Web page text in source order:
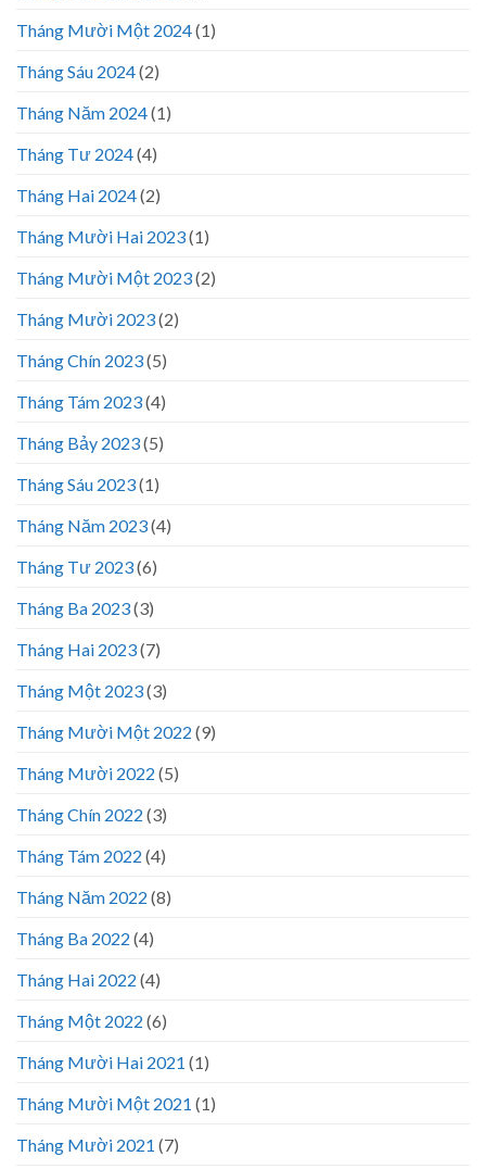
Tháng Mười Một 2024(1)
Tháng Sáu 2024(2)
Tháng Năm 2024(1)
Tháng Tư 2024(4)
Tháng Hai 2024(2)
Tháng Mười Hai 2023(1)
Tháng Mười Một 2023(2)
Tháng Mười 2023(2)
Tháng Chín 2023(5)
Tháng Tám 2023(4)
Tháng Bảy 2023(5)
Tháng Sáu 2023(1)
Tháng Năm 2023(4)
Tháng Tư 2023(6)
Tháng Ba 2023(3)
Tháng Hai 2023(7)
Tháng Một 2023(3)
Tháng Mười Một 2022 (9)
Tháng Mười 2022 (5)
Tháng Chín 2022 (3)
Tháng Tám 2022 (4)
Tháng Năm 2022 (8)
Tháng Ba 2022 (4)
Tháng Hai 2022 (4)
Tháng Một 2022 (6)
Tháng Mười Hai 2021 (1)
Tháng Mười Một 2021 (1)
Tháng Mười 2021 (7)